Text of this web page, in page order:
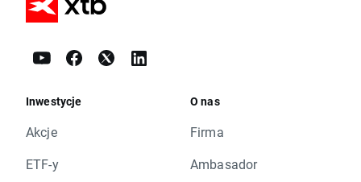
Inwestycje
Akcje
ETF-y
O nas
Firma
Ambasador